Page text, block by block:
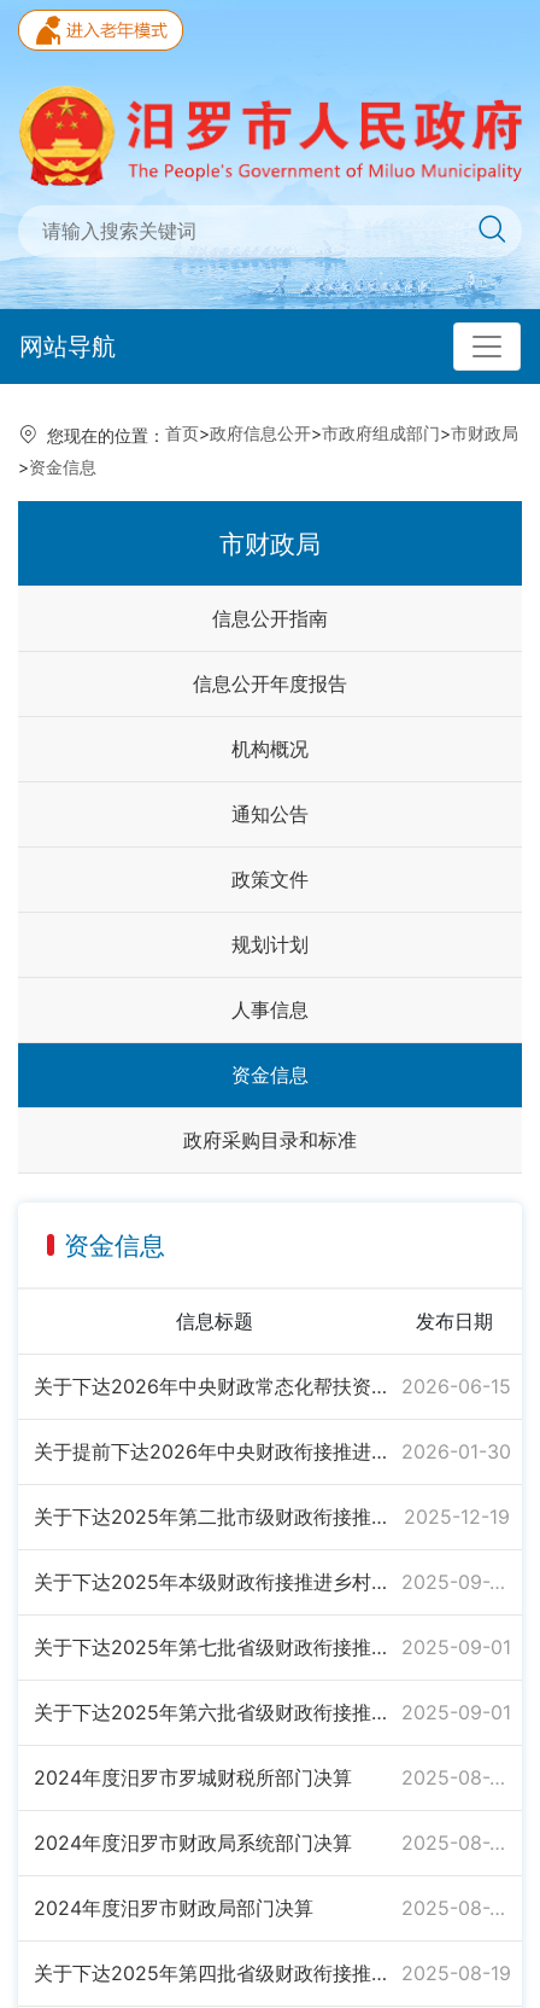
网站导航
您现在的位置： 首页>政府信息公开>市政府组成部门>市财政局
>资金信息
市财政局
信息公开指南
信息公开年度报告
机构概况
通知公告
政策文件
规划计划
人事信息
资金信息
政府采购目录和标准
资金信息
信息标题 发布日期
关于下达2026年中央财政常态化帮扶资金的通知 2026-06-15
关于提前下达2026年中央财政衔接推进乡村振兴补助资金的通知 2026-01-30
关于下达2025年第二批市级财政衔接推进乡村振兴补助资金的通知 2025-12-19
关于下达2025年本级财政衔接推进乡村振兴项目补助资金的通知 2025-09-25
关于下达2025年第七批省级财政衔接推进乡村振兴补助资金的通知 2025-09-01
关于下达2025年第六批省级财政衔接推进乡村振兴补助资金的通知 2025-09-01
2024年度汨罗市罗城财税所部门决算 2025-08-26
2024年度汨罗市财政局系统部门决算 2025-08-26
2024年度汨罗市财政局部门决算 2025-08-26
关于下达2025年第四批省级财政衔接推进乡村振兴补助资金的通知 2025-08-19